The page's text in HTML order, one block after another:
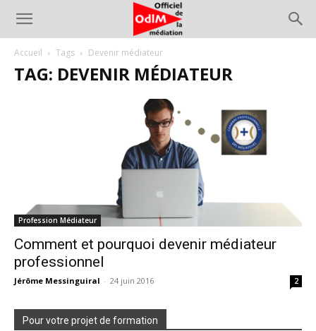
Accueil Tags Devenir médiateur
TAG: DEVENIR MÉDIATEUR
Profession Médiateur
Comment et pourquoi devenir médiateur
professionnel
Jérôme Messinguiral - 24 juin 2016 2
Pour votre projet de formation